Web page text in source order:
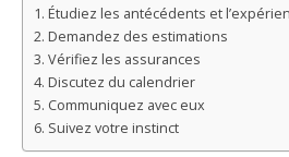
Étudiez les antécédents et
Demandez des estimations
Vérifiez les assurances
Discutez du calendrier
Communiquez avec eux
Suivez votre instinct